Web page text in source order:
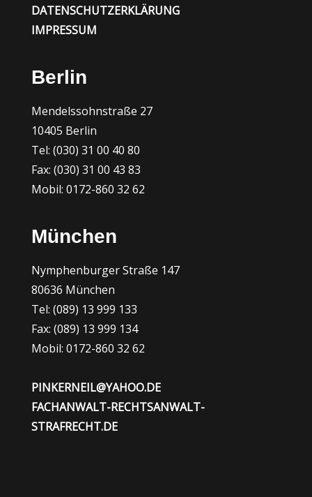
DATENSCHUTZERKLÄRUNG
IMPRESSUM
Berlin
Mendelssohnstraße 27
10405 Berlin
Tel: (030) 31 00 40 80
Fax: (030) 31 00 43 83
Mobil: 0172-860 32 62
München
Nymphenburger Straße 147
80636 München
Tel: (089) 13 999 133
Fax: (089) 13 999 134
Mobil: 0172-860 32 62
PINKERNEIL@YAHOO.DE
FACHANWALT-RECHTSANWALT-
STRAFRECHT.DE